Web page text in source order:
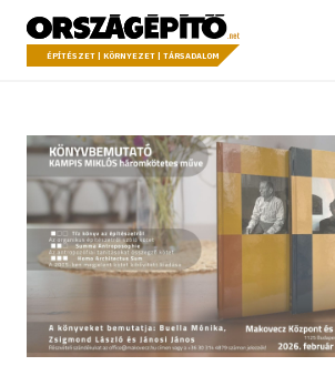
a tartalomhoz
Országépítő
ÉPÍTÉSZET | KÖRNYEZET | TÁRSADALOM